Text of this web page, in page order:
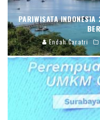
PARIWISATA
Endah Caratri